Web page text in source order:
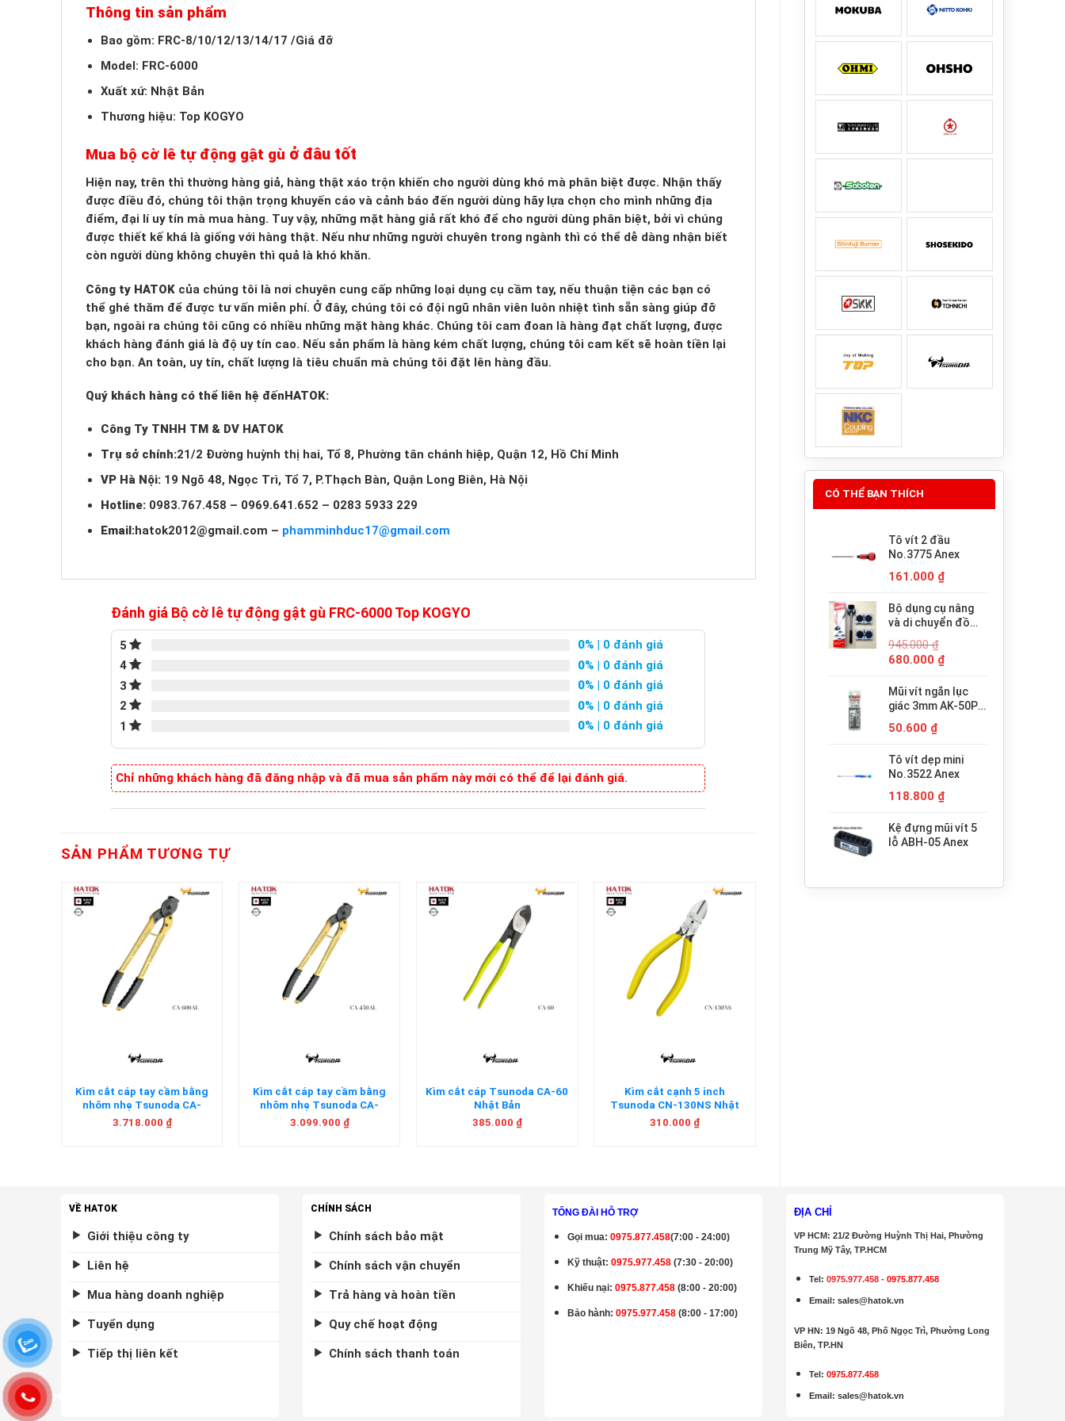
CÓ THỂ BẠN THÍCH
Tô vít 2 đầu
No.3775 Anex
161.000 ₫
Bộ dụng cụ nâng
và di chuyển đồ
minh PICUS LP-
200N
945.000₫
Giá
là:
945.000 ₫.
680.000 ₫Giá
tại
là:
Mũi vít ngắn lục
giác 3mm AK-50P-
50.600 ₫
Tô vít dẹp mini
No.3522 Anex
118.800 ₫
Kệ đựng mũi vít 5
lỗ ABH-05 Anex
Thông tin sản phẩm
Bao gồm: FRC-8/10/12/13/14/17 /Giá đỡ
Model: FRC-6000
Xuất xứ: Nhật Bản
Thương hiệu: Top KOGYO
Mua bộ cờ lê tự động gật gù ở đâu tốt
Hiện nay, trên thì thường hàng giả, hàng thật xáo trộn khiến cho người dùng khó mà phân biệt được. Nhận thấy
được điều đó, chúng tôi thận trọng khuyến cáo và cảnh báo đến người dùng hãy lựa chọn cho mình những địa
điểm, đại lí uy tín mà mua hàng. Tuy vậy, những mặt hàng giả rất khó để cho người dùng phân biệt, bởi vì chúng
được thiết kế khá là giống với hàng thật. Nếu như những người chuyên trong ngành thì có thể dễ dàng nhận biết
còn người dùng không chuyên thì quả là khó khăn.
Công ty HATOK của chúng tôi là nơi chuyên cung cấp những loại dụng cụ cầm tay, nếu thuận tiện các bạn có
thể ghé thăm để được tư vấn miễn phí. Ở đây, chúng tôi có đội ngũ nhân viên luôn nhiệt tình sẵn sàng giúp đỡ
bạn, ngoài ra chúng tôi cũng có nhiều những mặt hàng khác. Chúng tôi cam đoan là hàng đạt chất lượng, được
khách hàng đánh giá là độ uy tín cao. Nếu sản phẩm là hàng kém chất lượng, chúng tôi cam kết sẽ hoàn tiền lại
cho bạn. An toàn, uy tín, chất lượng là tiêu chuẩn mà chúng tôi đặt lên hàng đầu.
Quý khách hàng có thể liên hệ đếnHATOK:
Công Ty TNHH TM & DV HATOK
Trụ sở chính:21/2 Đường huỳnh thị hai, Tổ 8, Phường tân chánh hiệp, Quận 12, Hồ Chí Minh
VP Hà Nội: 19 Ngõ 48, Ngọc Trì, Tổ 7, P.Thạch Bàn, Quận Long Biên, Hà Nội
Hotline: 0983.767.458 – 0969.641.652 – 0283 5933 229
Email:hatok2012@gmail.com – phamminhduc17@gmail.com
Đánh giá Bộ cờ lê tự động gật gù FRC-6000 Top KOGYO
5 0% | 0 đánh giá
4
0% | 0 đánh giá
3
0% | 0 đánh giá
2
0% | 0 đánh giá
1
0% | 0 đánh giá
Chỉ những khách hàng đã đăng nhập và đã mua sản phẩm này mới có thể để lại đánh giá.
SẢN PHẨM TƯƠNG TỰ
Kìm cắt cáp tay cầm bằng
nhôm nhẹ Tsunoda CA-
600AL Nhật Bản
3.718.000 ₫
Kìm cắt cáp tay cầm bằng
nhôm nhẹ Tsunoda CA-
450AL Nhật Bản
3.099.900 ₫
Kìm cắt cáp Tsunoda CA-60
Nhật Bản
385.000 ₫
Kìm cắt cạnh 5 inch
Tsunoda CN-130NS Nhật
Bản
310.000 ₫
VỀ HATOK
Giới thiệu công ty
Liên hệ
Mua hàng doanh nghiệp
Tuyển dụng
Tiếp thị liên kết
CHÍNH SÁCH
Chính sách bảo mật
Chính sách vận chuyển
Trả hàng và hoàn tiền
Quy chế hoạt động
Chính sách thanh toán
TỔNG ĐÀI HỖ TRỢ
Gọi mua:0975.877.458(7:00 - 24:00)
Kỹ thuật:0975.977.458 (7:30 - 20:00)
Khiếu nại: 0975.877.458 (8:00 - 20:00)
Bảo hành:0975.977.458 (8:00 - 17:00)
ĐỊA CHỈ
VP HCM: 21/2 Đường Huỳnh Thị Hai, Phường
Trung Mỹ Tây, TP.HCM
Tel:0975.977.458 -0975.877.458
Email :sales@hatok.vn
VP HN: 19 Ngõ 48, Phố Ngọc Trì, Phường Long
Biên, TP.HN
Tel: 0975.877.458
Email:sales@hatok.vn
0975877458